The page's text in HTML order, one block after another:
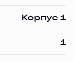
Корпус 1
1